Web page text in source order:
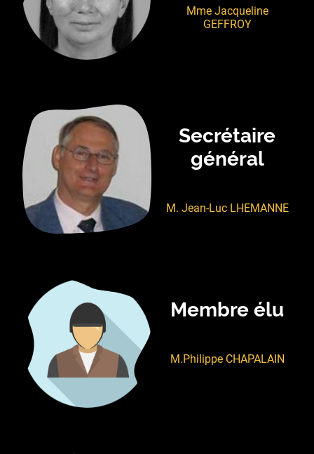
Mme Jacqueline
GEFFROY
Secrétaire
général
M. Jean-Luc LHEMANNE
Membre élu
M.Philippe CHAPALAIN